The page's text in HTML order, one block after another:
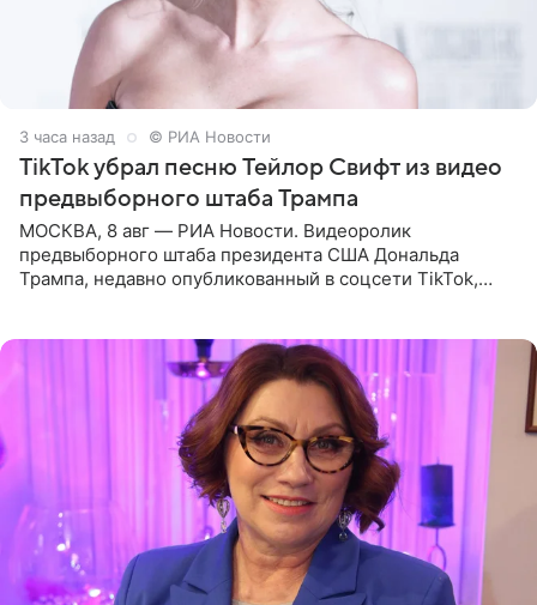
3 часа назад © РИА Новости
TikTok убрал песню Тейлор Свифт из видео
предвыборного штаба Трампа
МОСКВА, 8 авг — РИА Новости. Видеоролик
предвыборного штаба президента США Дональда
Трампа, недавно опубликованный в соцсети TikTok,